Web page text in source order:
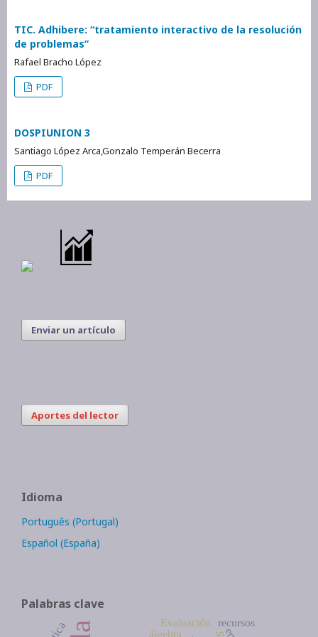
TIC. Adhibere: “tratamiento interactivo de la resolución
de problemas”
Rafael Bracho López
PDF
DOSPIUNION 3
Santiago López Arca,Gonzalo Temperán Becerra
PDF
Enviar un artículo
Aportes del lector
Idioma
Português (Portugal)
Español (España)
Palabras clave
álgebra
Evaluación recursos